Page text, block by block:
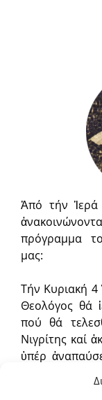
Ἀπό τήν Ἱερά
πρόγραμμα
μας:
Τήν Κυριακή 4
Θεολόγος θά
πού θά
Νιγρίτης καί
ὑπέρ
ἐπέτειο